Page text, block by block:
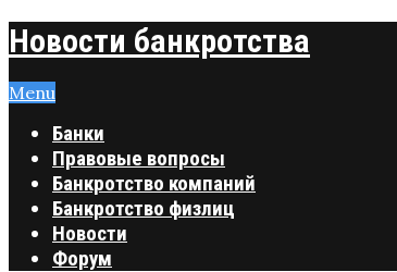
Новости банкротства
Menu
Банки
Правовые вопросы
Банкротство компаний
Банкротство физлиц
Новости
Форум